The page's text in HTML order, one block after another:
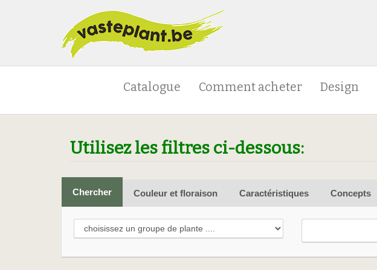
Catalogue Comment acheter Design
Utilisez les filtres ci-dessous:
Chercher Couleur et floraison Caractéristiques Concepts